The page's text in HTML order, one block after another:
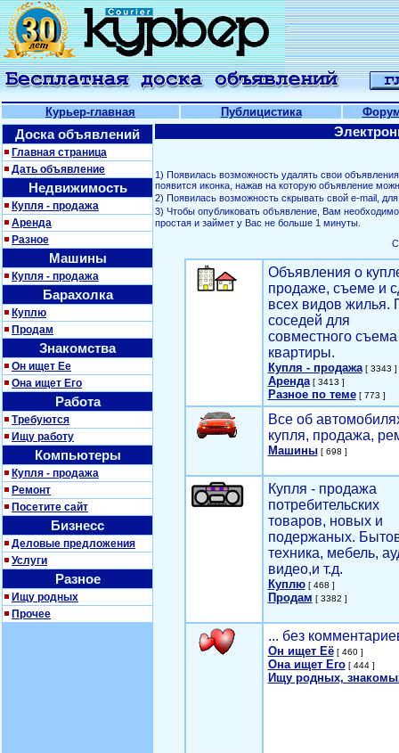
Курьер-главная Публицистика
Доска объявлений
Главная страница
Дать объявление
Недвижимость
Купля - продажа
Аренда
Разное
Машины
Купля - продажа
Барахолка
Куплю
Продам
Знакомства
Он ищет Ее
Она ищет Его
Работа
Требуются
Ищу работу
Компьютеры
Купля - продажа
Ремонт
Посетите сайт
Бизнесс
Деловые предложения
Услуги
Разное
Ищу родных
Прочее
1) Появилась возможность удалять свои
появится иконка, нажав на которую объявление
2) Появилась возможность скрывать свой е-mail,
3) Чтобы опубликовать объявление, Вам
простая и займет у Вас не больше 1 минуты.
Объявления о
продаже, съеме и
всех видов жилья.
соседей для
совместного съема
квартиры.
Купля - продажа[ 3343 ]
Аренда[ 3413 ]
Разное по теме[ 773 ]
Все об
купля, продажа,
Машины[ 698 ]
Купля - продажа
потребительских
товаров, новых и
подержаных.
техника, мебель,
видео,и т.д.
Куплю[ 468 ]
Продам [ 3382 ]
... без
Он ищет Её[ 460 ]
Она ищет Его[ 444 ]
Ищу родных,